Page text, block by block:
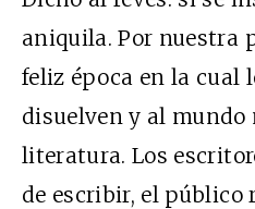
aniquila. Por nuestra
feliz época en la cual
disuelven y al mundo
literatura. Los
de escribir, el